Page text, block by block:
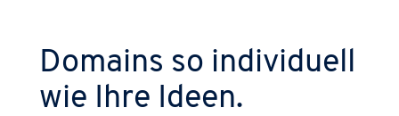
Domains so individuell
wie Ihre Ideen.